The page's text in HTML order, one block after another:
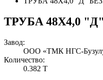
ТРУБА 48Х4,0
Завод:
ООО «ТМК НГС-
Количество:
0.382 Т